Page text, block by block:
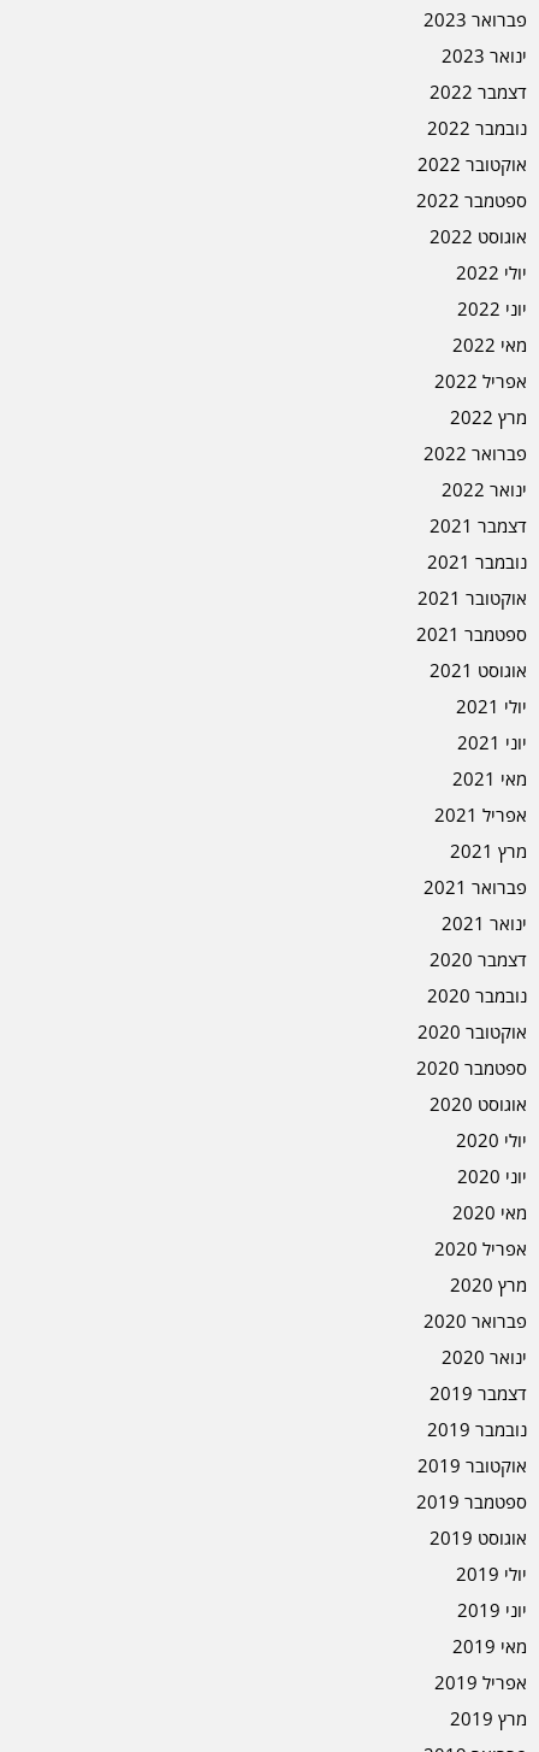
פברואר 2023
ינואר 2023
דצמבר 2022
נובמבר 2022
אוקטובר 2022
ספטמבר 2022
אוגוסט 2022
יולי 2022
יוני 2022
מאי 2022
אפריל 2022
מרץ 2022
פברואר 2022
ינואר 2022
דצמבר 2021
נובמבר 2021
אוקטובר 2021
ספטמבר 2021
אוגוסט 2021
יולי 2021
יוני 2021
מאי 2021
אפריל 2021
מרץ 2021
פברואר 2021
ינואר 2021
דצמבר 2020
נובמבר 2020
אוקטובר 2020
ספטמבר 2020
אוגוסט 2020
יולי 2020
יוני 2020
מאי 2020
אפריל 2020
מרץ 2020
פברואר 2020
ינואר 2020
דצמבר 2019
נובמבר 2019
אוקטובר 2019
ספטמבר 2019
אוגוסט 2019
יולי 2019
יוני 2019
מאי 2019
אפריל 2019
מרץ 2019